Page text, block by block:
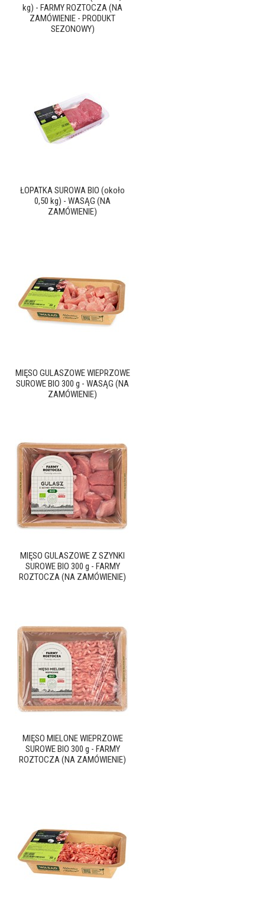
kg) - FARMY ROZTOCZA (NA
ZAMÓWIENIE - PRODUKT
SEZONOWY)
ŁOPATKA SUROWA BIO (około
0,50 kg) - WASĄG (NA
ZAMÓWIENIE)
MIĘSO GULASZOWE WIEPRZOWE
SUROWE BIO 300 g - WASĄG (NA
ZAMÓWIENIE)
MIĘSO GULASZOWE Z SZYNKI
SUROWE BIO 300 g - FARMY
ROZTOCZA (NA ZAMÓWIENIE)
MIĘSO MIELONE WIEPRZOWE
SUROWE BIO 300 g - FARMY
ROZTOCZA (NA ZAMÓWIENIE)